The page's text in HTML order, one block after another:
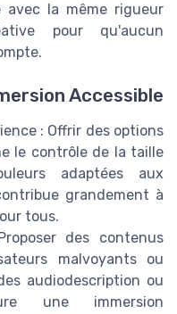
la même rigueur
pour qu'aucun
Accessible
: Offrir des options
le contrôle de la taille
adaptées aux
grandement à
tous.
des contenus
malvoyants ou
audiodescription ou
une immersion